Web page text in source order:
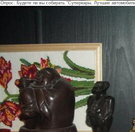
Опрос: Будете ли вы собирать "Суперкары. Лучшие